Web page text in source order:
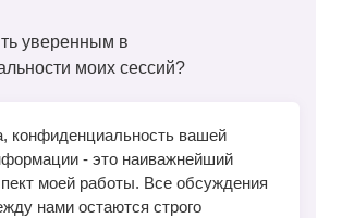
уверенным в
моих сессий?
конфиденциальность вашей
- это наиважнейший
моей работы. Все обсуждения
нами остаются строго